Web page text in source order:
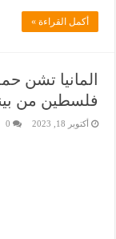
أكمل القراءة »
المانيا تشن
فلسطين من
أكتوبر 18, 2023 0